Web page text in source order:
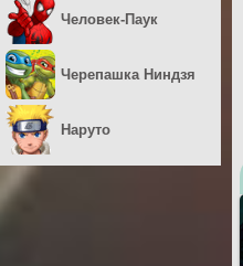
Человек-Паук
Черепашка Ниндзя
Наруто